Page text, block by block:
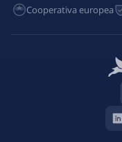
Cooperativa europea